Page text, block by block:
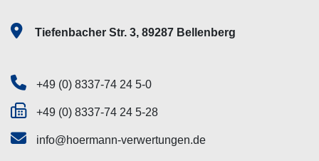
Tiefenbacher Str. 3, 89287 Bellenberg
+49 (0) 8337-74 24 5-0
+49 (0) 8337-74 24 5-28
info@hoermann-verwertungen.de